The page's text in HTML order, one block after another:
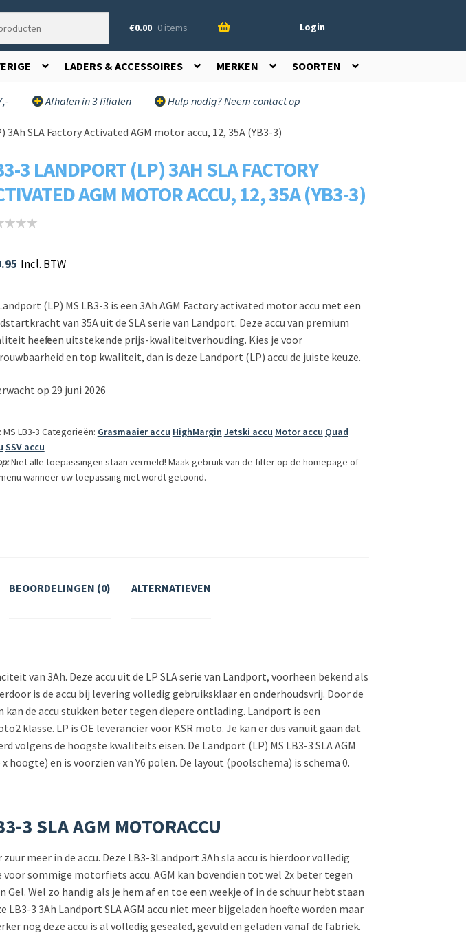
€0.00 0 items
LADERS & ACCESSOIRES MERKEN SOORTEN
Afhalen in 3 filialen Hulp nodig? Neem contact op
3Ah SLA Factory Activated AGM motor accu, 12, 35A (YB3-3)
3 LANDPORT (LP) 3AH SLA FACTORY
AGM MOTOR ACCU, 12, 35A (YB3-3)
Incl. BTW
(LP) MS LB3-3 is een 3Ah AGM Factory activated motor accu met een
van 35A uit de SLA serie van Landport. Deze accu van premium
heeft een uitstekende prijs-kwaliteitverhouding. Kies je voor
en top kwaliteit, dan is deze Landport (LP) accu de juiste keuze.
op 29 juni 2026
MS LB3-3 Categorieën: Grasmaaier accu HighMargin Jetski accu Motor accu Quad
SSV accu
Niet alle toepassingen staan vermeld! Maak gebruik van de filter op de homepage of
wanneer uw toepassing niet wordt getoond.
BEOORDELINGEN (0) ALTERNATIEVEN
van 3Ah. Deze accu uit de LP SLA serie van Landport, voorheen bekend als
is de accu bij levering volledig gebruiksklaar en onderhoudsvrij. Door de
kan de accu stukken beter tegen diepere ontlading. Landport is een
klasse. LP is OE leverancier voor KSR moto. Je kan er dus vanuit gaan dat
de hoogste kwaliteits eisen. De Landport (LP) MS LB3-3 SLA AGM
en is voorzien van Y6 polen. De layout (poolschema) is schema 0.
3 SLA AGM MOTORACCU
meer in de accu. Deze LB3-3Landport 3Ah sla accu is hierdoor volledig
sommige motorfiets accu. AGM kan bovendien tot wel 2x beter tegen
Wel zo handig als je hem af en toe een weekje of in de schuur hebt staan
3 3Ah Landport SLA AGM accu niet meer bijgeladen hoeft te worden maar
nog deze accu is al volledig gesealed, gevuld en geladen vanaf de fabriek.
Login